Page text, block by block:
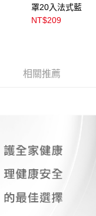
罩20入法式藍
NT$209
相關推薦